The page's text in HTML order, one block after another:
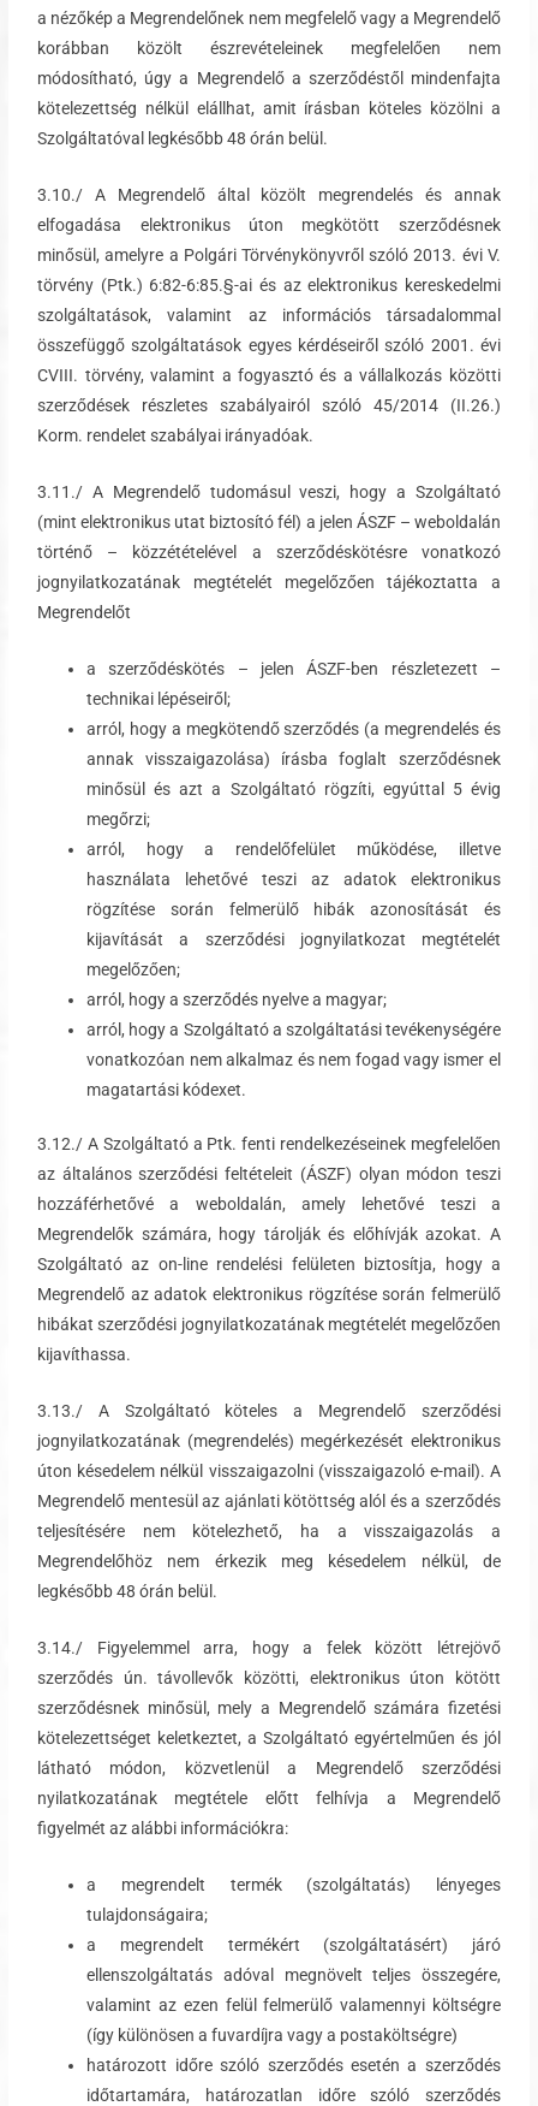
a nézőkép a Megrendelőnek nem megfelelő vagy a Megrendelő
korábban közölt észrevételeinek megfelelően nem
módosítható, úgy a Megrendelő a szerződéstől mindenfajta
kötelezettség nélkül elállhat, amit írásban köteles közölni a
Szolgáltatóval legkésőbb 48 órán belül.
3.10./ A Megrendelő által közölt megrendelés és annak
elfogadása elektronikus úton megkötött szerződésnek
minősül, amelyre a Polgári Törvénykönyvről szóló 2013. évi V.
törvény (Ptk.) 6:82-6:85.§-ai és az elektronikus kereskedelmi
szolgáltatások, valamint az információs társadalommal
összefüggő szolgáltatások egyes kérdéseiről szóló 2001. évi
CVIII. törvény, valamint a fogyasztó és a vállalkozás közötti
szerződések részletes szabályairól szóló 45/2014 (II.26.)
Korm. rendelet szabályai irányadóak.
3.11./ A Megrendelő tudomásul veszi, hogy a Szolgáltató
(mint elektronikus utat biztosító fél) a jelen ÁSZF – weboldalán
történő – közzétételével a szerződéskötésre vonatkozó
jognyilatkozatának megtételét megelőzően tájékoztatta a
Megrendelőt
a szerződéskötés – jelen ÁSZF-ben részletezett –
technikai lépéseiről;
arról, hogy a megkötendő szerződés (a megrendelés és
annak visszaigazolása) írásba foglalt szerződésnek
minősül és azt a Szolgáltató rögzíti, egyúttal 5 évig
megőrzi;
arról, hogy a rendelőfelület működése, illetve
használata lehetővé teszi az adatok elektronikus
rögzítése során felmerülő hibák azonosítását és
kijavítását a szerződési jognyilatkozat megtételét
megelőzően;
arról, hogy a szerződés nyelve a magyar;
arról, hogy a Szolgáltató a szolgáltatási tevékenységére
vonatkozóan nem alkalmaz és nem fogad vagy ismer el
magatartási kódexet.
3.12./ A Szolgáltató a Ptk. fenti rendelkezéseinek megfelelően
az általános szerződési feltételeit (ÁSZF) olyan módon teszi
hozzáférhetővé a weboldalán, amely lehetővé teszi a
Megrendelők számára, hogy tárolják és előhívják azokat. A
Szolgáltató az on-line rendelési felületen biztosítja, hogy a
Megrendelő az adatok elektronikus rögzítése során felmerülő
hibákat szerződési jognyilatkozatának megtételét megelőzően
kijavíthassa.
3.13./ A Szolgáltató köteles a Megrendelő szerződési
jognyilatkozatának (megrendelés) megérkezését elektronikus
úton késedelem nélkül visszaigazolni (visszaigazoló e-mail). A
Megrendelő mentesül az ajánlati kötöttség alól és a szerződés
teljesítésére nem kötelezhető, ha a visszaigazolás a
Megrendelőhöz nem érkezik meg késedelem nélkül, de
legkésőbb 48 órán belül.
3.14./ Figyelemmel arra, hogy a felek között létrejövő
szerződés ún. távollevők közötti, elektronikus úton kötött
szerződésnek minősül, mely a Megrendelő számára fizetési
kötelezettséget keletkeztet, a Szolgáltató egyértelműen és jól
látható módon, közvetlenül a Megrendelő szerződési
nyilatkozatának megtétele előtt felhívja a Megrendelő
figyelmét az alábbi információkra:
a megrendelt termék (szolgáltatás) lényeges
tulajdonságaira;
a megrendelt termékért (szolgáltatásért) járó
ellenszolgáltatás adóval megnövelt teljes összegére,
valamint az ezen felül felmerülő valamennyi költségre
(így különösen a fuvardíjra vagy a postaköltségre)
határozott időre szóló szerződés esetén a szerződés
időtartamára, határozatlan időre szóló szerződés